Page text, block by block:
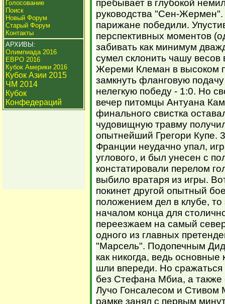
Голосование
Поиск
Новый Форум
Старый Форум
Контакты
АРХИВЫ:
Олимпиада 2016
ЕВРО 2016
Кубок Америки 2016
Кубок Азии 2015
ЧМ 2014
Кубок
Конфедераций
пребывает в глубокой
руководства "Сен-Жермен".
парижане победили.
перспективных моментов
забивать как минимум
сумел склонить чашу
Жереми Клеман в высоком
замкнуть фланговую
нелегкую победу - 1:0. Но
вечер питомцы Антуана
финального свистка
чудовищную травму
опытнейший Грегори Купе.
Франции неудачно упал,
углового, и был унесен с
констатировали перелом
выбило вратаря из игры.
покинет другой опытный
положением дел в клубе,
началом конца для
переезжаем на самый
одного из главных
"Марсель". Подопечным
как никогда, ведь
шли впереди. Но
без Стефана Мбиа, а также
Лучо Гонсалесом и Стивом
рамке занял с первым